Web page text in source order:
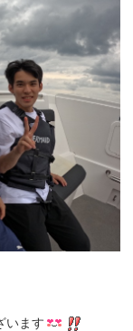
います